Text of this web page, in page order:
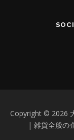
Copyright © 2026
| 雑貨全般の